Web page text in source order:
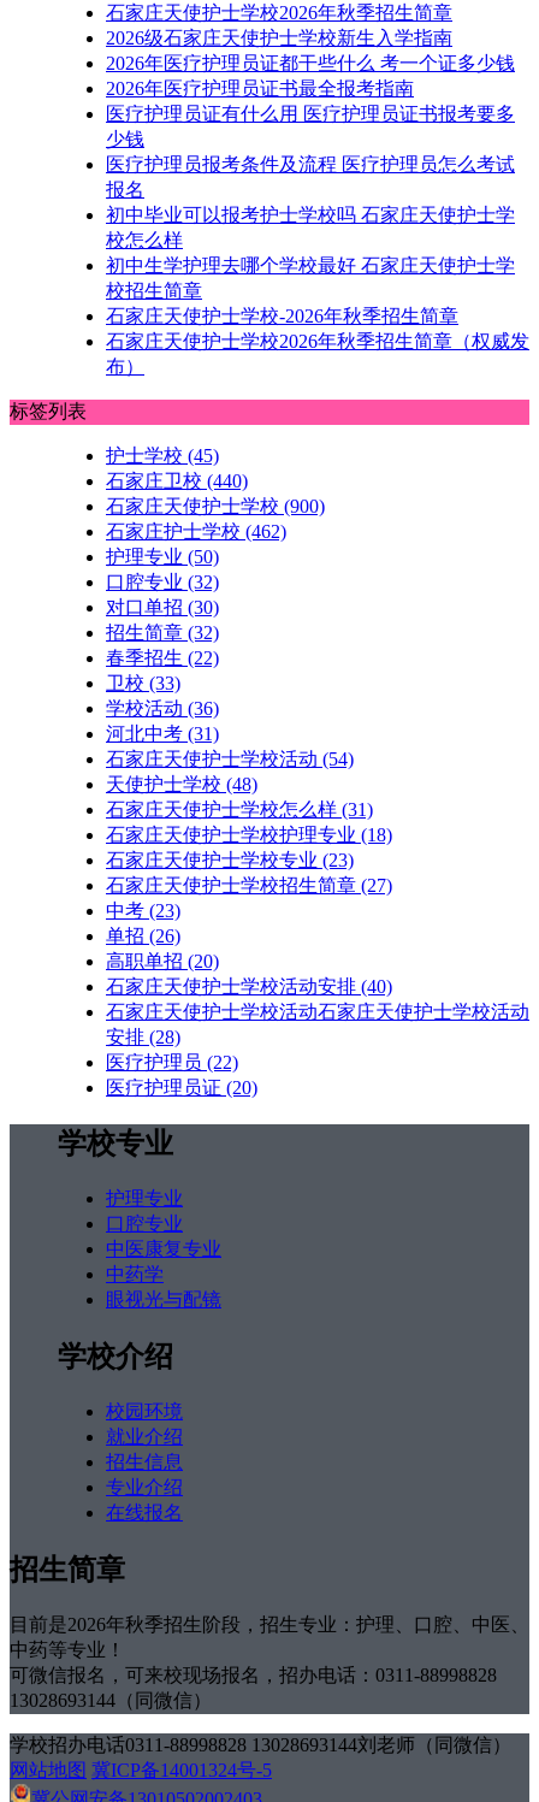
石家庄天使护士学校2026年秋季招生简章
2026级石家庄天使护士学校新生入学指南
2026年医疗护理员证都干些什么 考一个证多少钱
2026年医疗护理员证书最全报考指南
医疗护理员证有什么用 医疗护理员证书报考要多
少钱
医疗护理员报考条件及流程 医疗护理员怎么考试
报名
初中毕业可以报考护士学校吗 石家庄天使护士学
校怎么样
初中生学护理去哪个学校最好 石家庄天使护士学
校招生简章
石家庄天使护士学校-2026年秋季招生简章
石家庄天使护士学校2026年秋季招生简章（权威发
布）
标签列表
护士学校 (45)
石家庄卫校 (440)
石家庄天使护士学校 (900)
石家庄护士学校 (462)
护理专业 (50)
口腔专业 (32)
对口单招 (30)
招生简章 (32)
春季招生 (22)
卫校 (33)
学校活动 (36)
河北中考 (31)
石家庄天使护士学校活动 (54)
天使护士学校 (48)
石家庄天使护士学校怎么样 (31)
石家庄天使护士学校护理专业 (18)
石家庄天使护士学校专业 (23)
石家庄天使护士学校招生简章 (27)
中考 (23)
单招 (26)
高职单招 (20)
石家庄天使护士学校活动安排 (40)
石家庄天使护士学校活动石家庄天使护士学校活动
安排 (28)
医疗护理员 (22)
医疗护理员证 (20)
学校专业
护理专业
口腔专业
中医康复专业
中药学
眼视光与配镜
学校介绍
校园环境
就业介绍
招生信息
专业介绍
在线报名
招生简章
目前是2026年秋季招生阶段，招生专业：护理、口腔、中医、
中药等专业！
可微信报名，可来校现场报名，招办电话：0311-88998828
13028693144（同微信）
学校招办电话0311-88998828 13028693144刘老师（同微信）
网站地图 冀ICP备14001324号-5